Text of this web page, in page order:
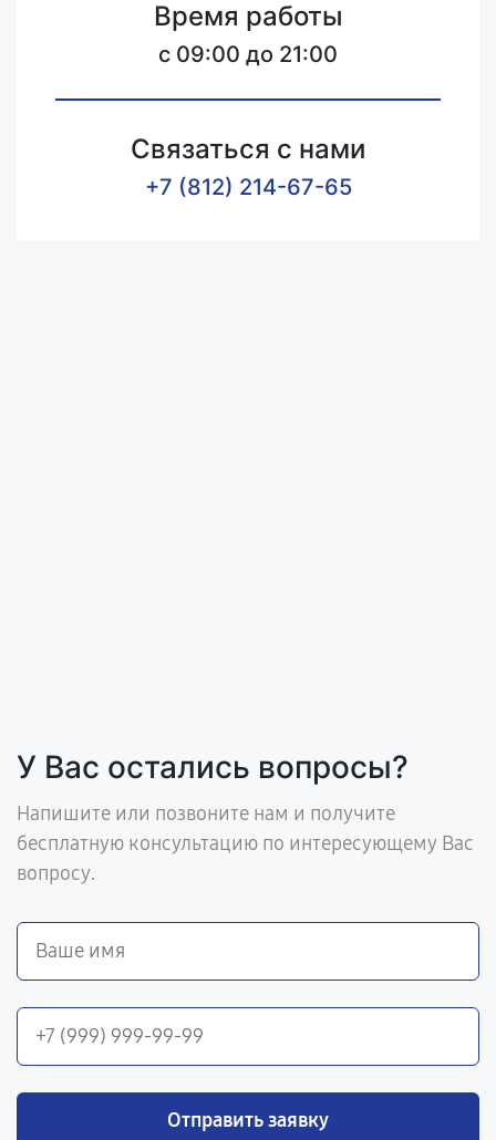
Время работы
c 09:00 до 21:00
Связаться с нами
+7 (812) 214-67-65
У Вас остались вопросы?
Напишите или позвоните нам и получите
бесплатную консультацию по интересующему Вас
вопросу.
Отправить заявку